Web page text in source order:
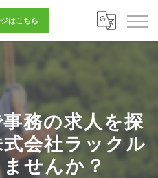
はこちら
務の求人を探
会社ラックル
せんか？